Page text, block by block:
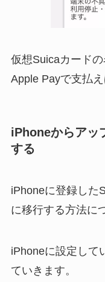
仮想Suicaカード
Apple Payで支払え
iPhoneからアッ
する
iPhoneに登録した
に移行する方法に
iPhoneに設定して
ていきます。